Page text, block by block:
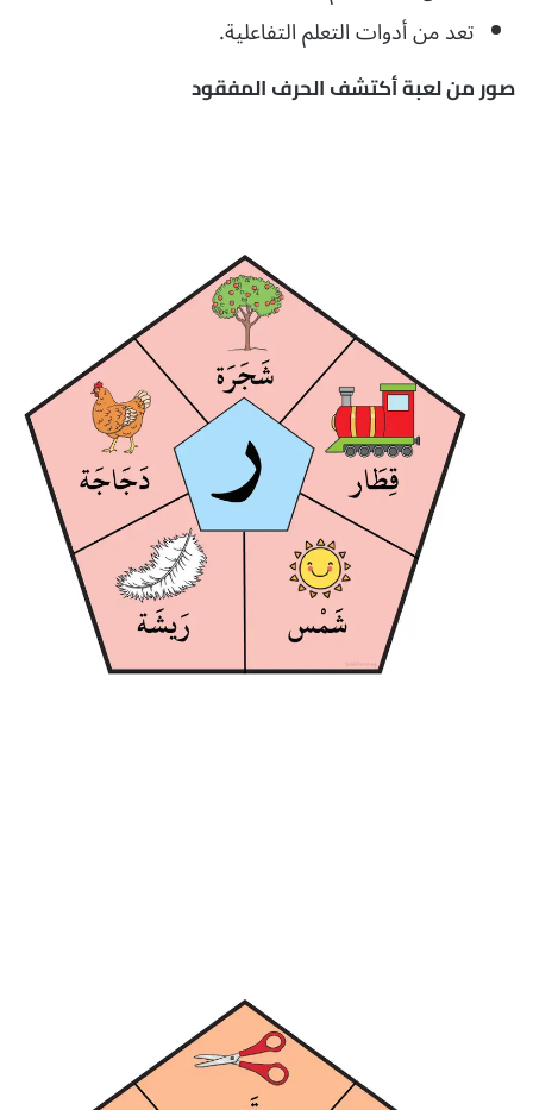
تعد من أدوات التعلم التفاعلية.
صور من لعبة أكتشف الحرف المفقود